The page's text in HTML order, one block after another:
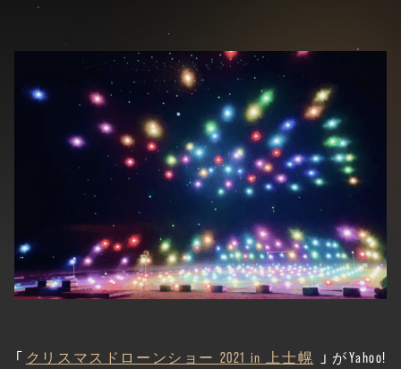
「 クリスマスドローンショー 2021 in 上士幌 」がYahoo!